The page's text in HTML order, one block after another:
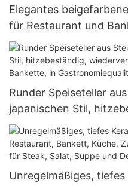
Elegantes
für Restaurant und
gewerblichen Einsatz
Tellern, Schüsseln und
Runder Speiseteller
japanischen Stil,
wiederverwendbar, für
Bankette, in
Unregelmäßiges,